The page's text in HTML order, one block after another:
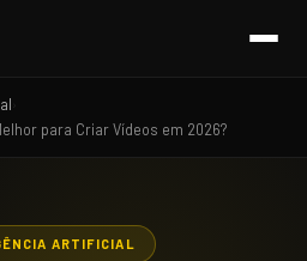
para Criar Vídeos em 2026?
ARTIFICIAL